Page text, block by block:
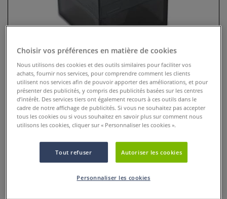
Taille-crayon Cube M2 Kum
0 Commentaires
Ce taille-crayon cubique avec récipient permet de tailler les
Choisir vos préférences en matière de cookies
Nous utilisons des cookies et des outils similaires pour faciliter vos
achats, fournir nos services, pour comprendre comment les clients
utilisent nos services afin de pouvoir apporter des améliorations, et pour
présenter des publicités, y compris des publicités basées sur les centres
d’intérêt. Des services tiers ont également recours à ces outils dans le
cadre de notre affichage de publicités. Si vous ne souhaitez pas accepter
tous les cookies ou si vous souhaitez en savoir plus sur comment nous
utilisons les cookies, cliquer sur « Personnaliser les cookies ».
Tout refuser Autoriser les cookies
Personnaliser les cookies